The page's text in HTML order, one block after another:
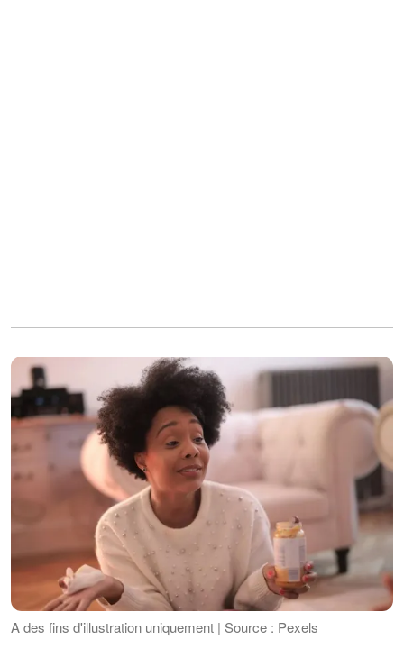
A des fins d'illustration uniquement | Source : Pexels